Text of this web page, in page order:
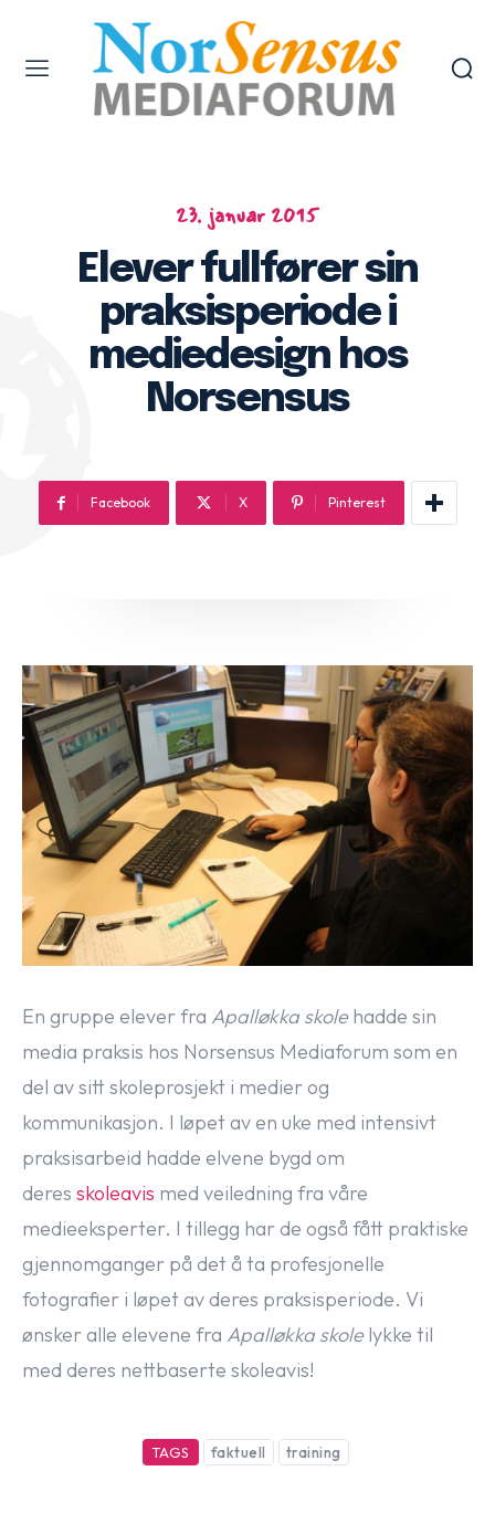
23. januar 2015
Elever fullfører sin
praksisperiode i
mediedesign hos
Norsensus
Facebook X Pinterest
En gruppe elever fra Apalløkka skolehadde sin
media praksis hos Norsensus Mediaforum som en
del av sitt skoleprosjekt i medier og
kommunikasjon. I løpet av en uke med intensivt
praksisarbeid hadde elvene bygd om
deres skoleavis med veiledning fra våre
medieeksperter. I tillegg har de også fått praktiske
gjennomganger på det å ta profesjonelle
fotografier i løpet av deres praksisperiode. Vi
ønsker alle elevene fra Apalløkka skolelykke til
med deres nettbaserte skoleavis!
TAGS faktuell training